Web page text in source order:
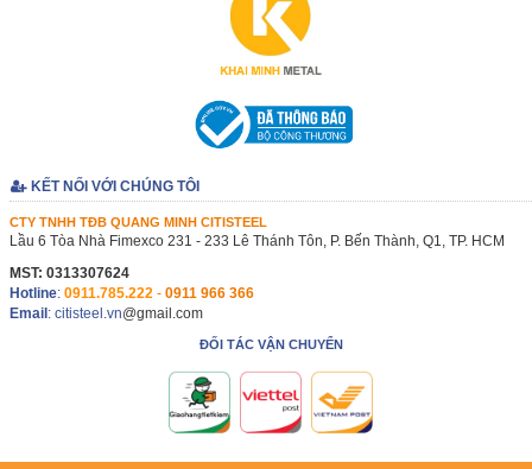
KẾT NỐI VỚI CHÚNG TÔI
CTY TNHH TĐB QUANG MINH CITISTEEL
Lầu 6 Tòa Nhà Fimexco 231 - 233 Lê Thánh Tôn, P. Bến Thành, Q1, TP. HCM
MST: 0313307624
Hotline: 0911.785.222 - 0911 966 366
Email: citisteel.vn@gmail.com
ĐỐI TÁC VẬN CHUYỂN